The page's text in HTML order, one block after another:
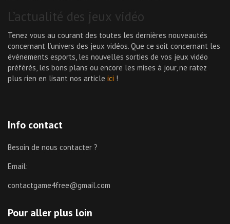
L’actualité des jeux vidéo
Tenez vous au courant des toutes les dernières nouveautés
concernant l’univers des jeux vidéos. Que ce soit concernant les
événements esports, les nouvelles sorties de vos jeux vidéo
préférés, les bons plans ou encore les mises à jour, ne ratez
plus rien en lisant nos article ici !
Info contact
Besoin de nous contacter ?
Email:
contactgame4free@gmail.com
Pour aller plus loin